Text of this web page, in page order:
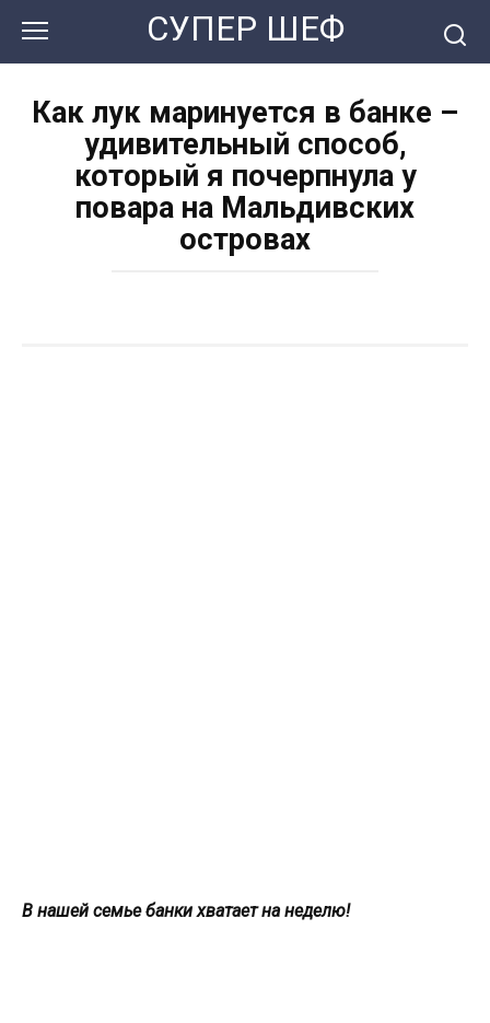
контенту
СУПЕР ШЕФ
Как лук маринуется в банке –
удивительный способ,
который я почерпнула у
повара на Мальдивских
островах
В нашей семье банки хватает на неделю!